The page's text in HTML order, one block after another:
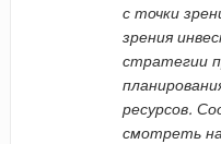
с точки
зрения
стратегии
ресурсов.
смотреть